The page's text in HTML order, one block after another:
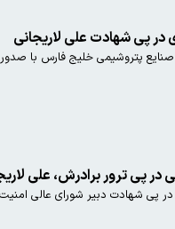
پی شهادت علی لاریجانی
پتروشیمی خلیج فارس با
در پی ترور برادرش، علی
شهادت دبیر شورای عالی امنیت